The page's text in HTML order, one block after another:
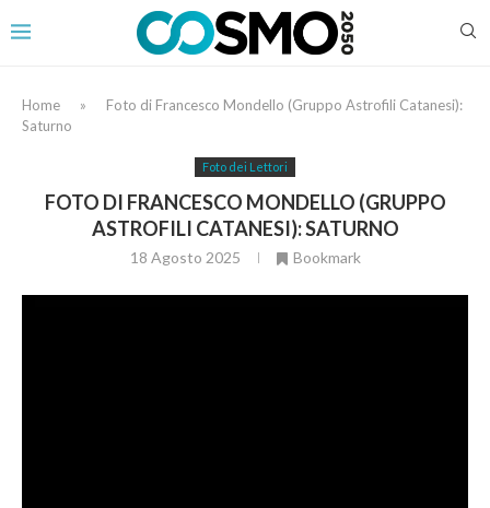
Home »
Foto di Francesco Mondello (Gruppo Astrofili Catanesi):
Saturno
Foto dei Lettori
FOTO DI FRANCESCO MONDELLO (GRUPPO
ASTROFILI CATANESI): SATURNO
18 Agosto 2025 Bookmark